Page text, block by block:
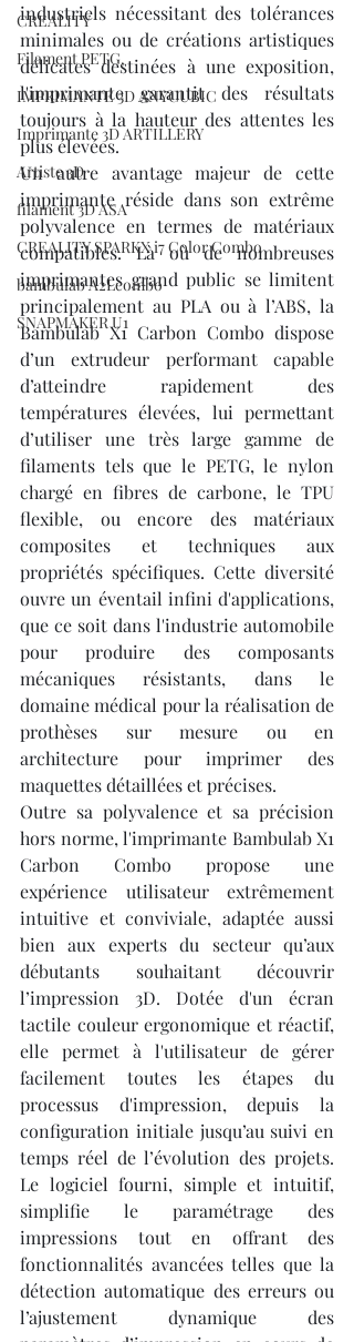
CREALITY
Filament PETG,
IMPRIMANTE 3D ANYCUBIC
Imprimante 3D ARTILLERY
Artiste 3D
filament 3D ASA
CREALITY SPARKX i7 Color Combo
bambulab A2Lcombo
SNAPMAKER U1
industriels nécessitant des tolérances
minimales ou de créations artistiques
délicates destinées à une exposition,
l'imprimante garantit des résultats
toujours à la hauteur des attentes les
plus élevées.
Un autre avantage majeur de cette
imprimante réside dans son extrême
polyvalence en termes de matériaux
compatibles. Là où de nombreuses
imprimantes grand public se limitent
principalement au PLA ou à l’ABS, la
Bambulab X1 Carbon Combo dispose
d’un extrudeur performant capable
d’atteindre rapidement des
températures élevées, lui permettant
d’utiliser une très large gamme de
filaments tels que le PETG, le nylon
chargé en fibres de carbone, le TPU
flexible, ou encore des matériaux
composites et techniques aux
propriétés spécifiques. Cette diversité
ouvre un éventail infini d'applications,
que ce soit dans l'industrie automobile
pour produire des composants
mécaniques résistants, dans le
domaine médical pour la réalisation de
prothèses sur mesure ou en
architecture pour imprimer des
maquettes détaillées et précises.
Outre sa polyvalence et sa précision
hors norme, l'imprimante Bambulab X1
Carbon Combo propose une
expérience utilisateur extrêmement
intuitive et conviviale, adaptée aussi
bien aux experts du secteur qu’aux
débutants souhaitant découvrir
l’impression 3D. Dotée d'un écran
tactile couleur ergonomique et réactif,
elle permet à l'utilisateur de gérer
facilement toutes les étapes du
processus d'impression, depuis la
configuration initiale jusqu’au suivi en
temps réel de l’évolution des projets.
Le logiciel fourni, simple et intuitif,
simplifie le paramétrage des
impressions tout en offrant des
fonctionnalités avancées telles que la
détection automatique des erreurs ou
l’ajustement dynamique des